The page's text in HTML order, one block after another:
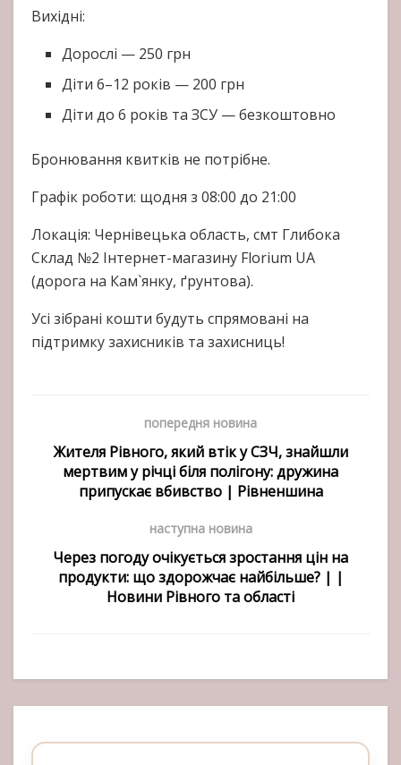
Вихідні:
Дорослі — 250 грн
Діти 6–12 років — 200 грн
Діти до 6 років та ЗСУ — безкоштовно
Бронювання квитків не потрібне.
Графік роботи: щодня з 08:00 до 21:00
Локація: Чернівецька область, смт Глибока
Склад №2 Інтернет-магазину Florium UA
(дорога на Кам`янку, ґрунтова).
Усі зібрані кошти будуть спрямовані на
підтримку захисників та захисниць!
попередня новина
Жителя Рівного, який втік у СЗЧ, знайшли
мертвим у річці біля полігону: дружина
припускає вбивство | Рівненшина
наступна новина
Через погоду очікується зростання цін на
продукти: що здорожчає найбільше? | |
Новини Рівного та області